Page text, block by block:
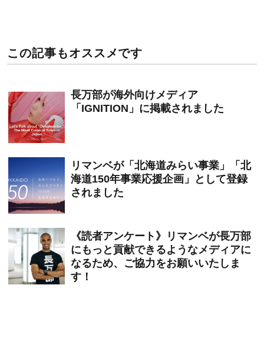
この記事もオススメです
長万部が海外向けメディア
「IGNITION」に掲載されました
リマンベが「北海道みらい事業」「北
海道150年事業応援企画」として登録
されました
《読者アンケート》リマンベが長万部
にもっと貢献できるようなメディアに
なるため、ご協力をお願いいたしま
す！